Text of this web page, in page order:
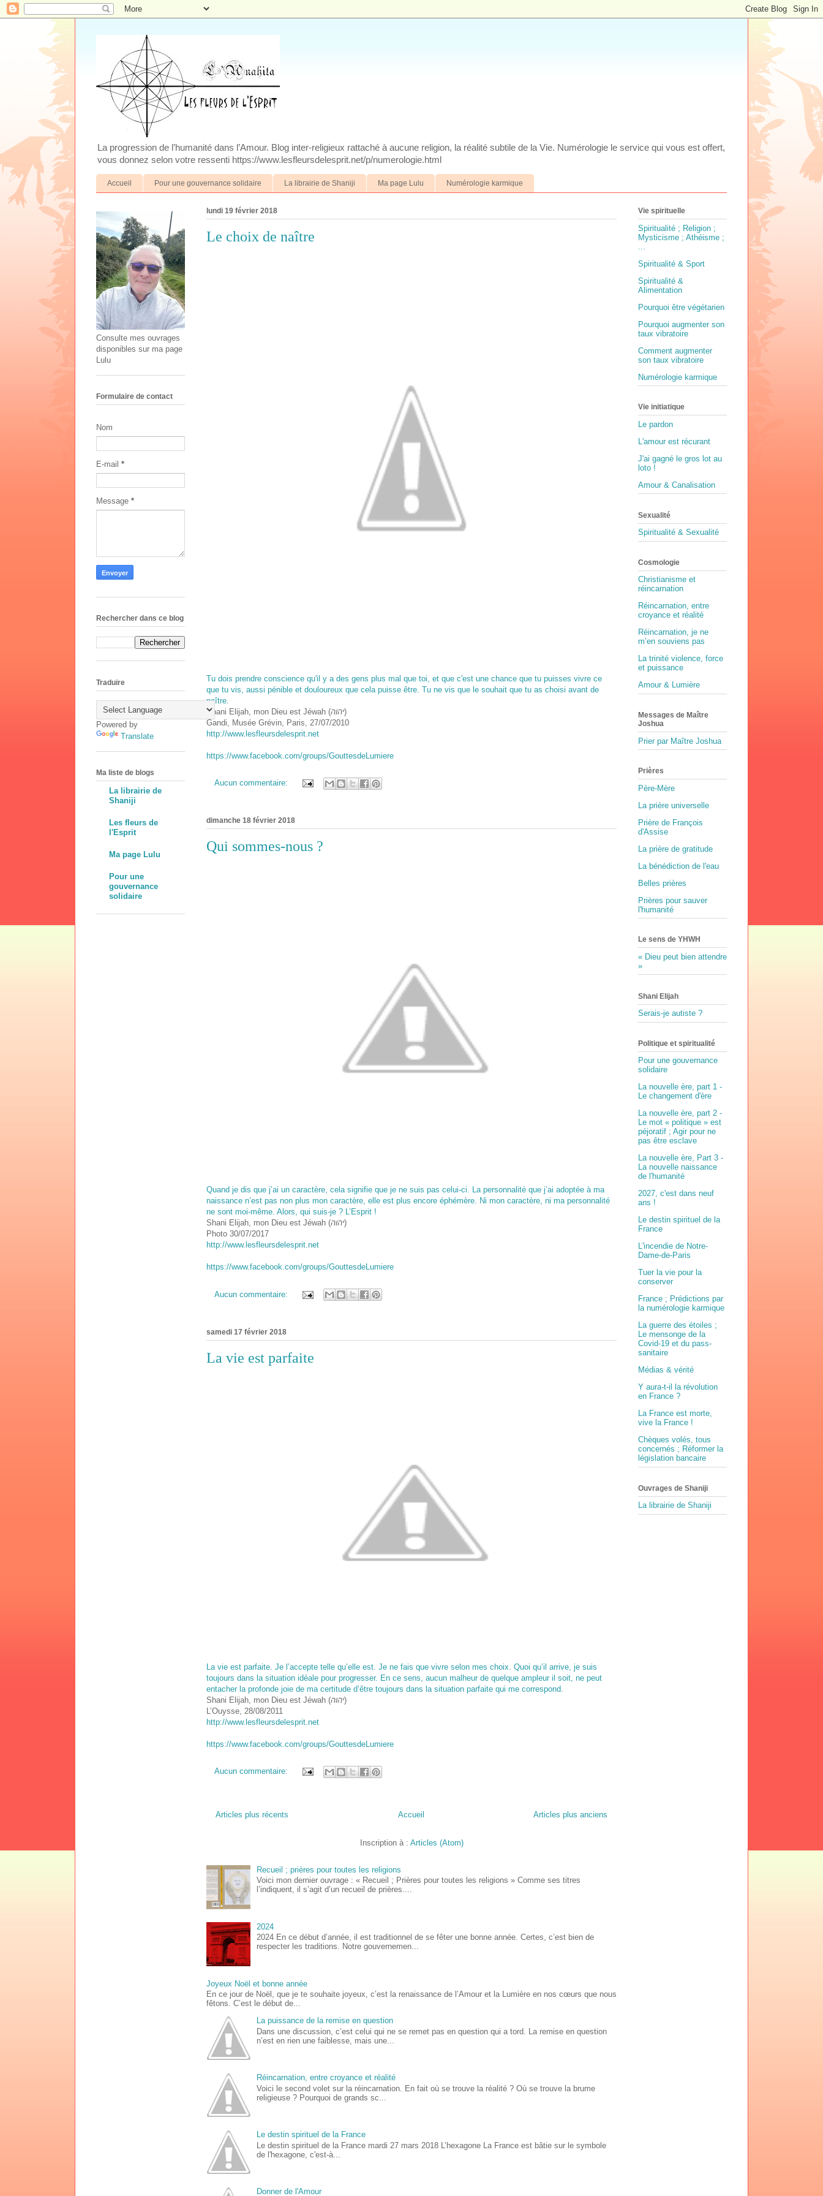
La progression de l’humanité dans l’Amour. Blog inter-religieux rattaché à aucune religion, la réalité subtile de la Vie. Numérologie le service qui vous est offert,
vous donnez selon votre ressenti https://www.lesfleursdelesprit.net/p/numerologie.html
Accueil Pour une gouvernance solidaire La librairie de Shaniji Ma page Lulu Numérologie karmique
lundi 19 février 2018
Le choix de naître
Tu dois prendre conscience qu'il y a des gens plus mal que toi, et que c'est une chance que tu puisses vivre ce
que tu vis, aussi pénible et douloureux que cela puisse être. Tu ne vis que le souhait que tu as choisi avant de
naître.
Shani Elijah, mon Dieu est Jéwah (יהוה)
Gandi, Musée Grévin, Paris, 27/07/2010
http://www.lesfleursdelesprit.net
https://www.facebook.com/groups/GouttesdeLumiere
Aucun commentaire:
dimanche 18 février 2018
Qui sommes-nous ?
Quand je dis que j’ai un caractère, cela signifie que je ne suis pas celui-ci. La personnalité que j’ai adoptée à ma
naissance n’est pas non plus mon caractère, elle est plus encore éphémère. Ni mon caractère, ni ma personnalité
ne sont moi-même. Alors, qui suis-je ? L’Esprit !
Shani Elijah, mon Dieu est Jéwah (יהוה)
Photo 30/07/2017
http://www.lesfleursdelesprit.net
https://www.facebook.com/groups/GouttesdeLumiere
Aucun commentaire:
samedi 17 février 2018
La vie est parfaite
La vie est parfaite. Je l’accepte telle qu’elle est. Je ne fais que vivre selon mes choix. Quoi qu’il arrive, je suis
toujours dans la situation idéale pour progresser. En ce sens, aucun malheur de quelque ampleur il soit, ne peut
entacher la profonde joie de ma certitude d’être toujours dans la situation parfaite qui me correspond.
Shani Elijah, mon Dieu est Jéwah (יהוה)
L’Ouysse, 28/08/2011
http://www.lesfleursdelesprit.net
https://www.facebook.com/groups/GouttesdeLumiere
Aucun commentaire:
Articles plus récents Articles plus anciens
Accueil
Inscription à : Articles (Atom)
Recueil ; prières pour toutes les religions
Voici mon dernier ouvrage : « Recueil ; Prières pour toutes les religions » Comme ses titres
l’indiquent, il s’agit d’un recueil de prières....
2024
2024 En ce début d’année, il est traditionnel de se fêter une bonne année. Certes, c’est bien de
respecter les traditions. Notre gouvernemen...
Joyeux Noël et bonne année
En ce jour de Noël, que je te souhaite joyeux, c’est la renaissance de l’Amour et la Lumière en nos cœurs que nous
fêtons. C’est le début de...
La puissance de la remise en question
Dans une discussion, c’est celui qui ne se remet pas en question qui a tord. La remise en question
n’est en rien une faiblesse, mais une...
Réincarnation, entre croyance et réalité
Voici le second volet sur la réincarnation. En fait où se trouve la réalité ? Où se trouve la brume
religieuse ? Pourquoi de grands sc...
Le destin spirituel de la France
Le destin spirituel de la France mardi 27 mars 2018 L’hexagone La France est bâtie sur le symbole
de l'hexagone, c'est-à...
Donner de l'Amour
Consulte mes ouvrages
disponibles sur ma page
Lulu
Formulaire de contact
Nom
E-mail *
Message *
Rechercher dans ce blog
Traduire
Powered by
Translate
Ma liste de blogs
La librairie de
Shaniji
Les fleurs de
l'Esprit
Ma page Lulu
Pour une
gouvernance
solidaire
Vie spirituelle
Spiritualité ; Religion ;
Mysticisme ; Athéisme ;
Spiritualité & Sport
Spiritualité &
Alimentation
Pourquoi être végétarien
Pourquoi augmenter son
taux vibratoire
Comment augmenter
son taux vibratoire
Numérologie karmique
Vie initiatique
Le pardon
L'amour est récurant
J'ai gagné le gros lot au
loto !
Amour & Canalisation
Sexualité
Spiritualité & Sexualité
Cosmologie
Christianisme et
réincarnation
Réincarnation, entre
croyance et réalité
Réincarnation, je ne
m’en souviens pas
La trinité violence, force
et puissance
Amour & Lumière
Messages de Maître
Joshua
Prier par Maître Joshua
Prières
Père-Mère
La prière universelle
Prière de François
d'Assise
La prière de gratitude
La bénédiction de l'eau
Belles prières
Prières pour sauver
l'humanité
Le sens de YHWH
« Dieu peut bien attendre
»
Shani Elijah
Serais-je autiste ?
Politique et spiritualité
Pour une gouvernance
solidaire
La nouvelle ère, part 1 -
Le changement d'ère
La nouvelle ère, part 2 -
Le mot « politique » est
péjoratif ; Agir pour ne
pas être esclave
La nouvelle ère, Part 3 -
La nouvelle naissance
de l'humanité
2027, c'est dans neuf
ans !
Le destin spirituel de la
France
L'incendie de Notre-
Dame-de-Paris
Tuer la vie pour la
conserver
France ; Prédictions par
la numérologie karmique
La guerre des étoiles ;
Le mensonge de la
Covid-19 et du pass-
sanitaire
Médias & vérité
Y aura-t-il la révolution
en France ?
La France est morte,
vive la France !
Chèques volés, tous
concernés ; Réformer la
législation bancaire
Ouvrages de Shaniji
La librairie de Shaniji